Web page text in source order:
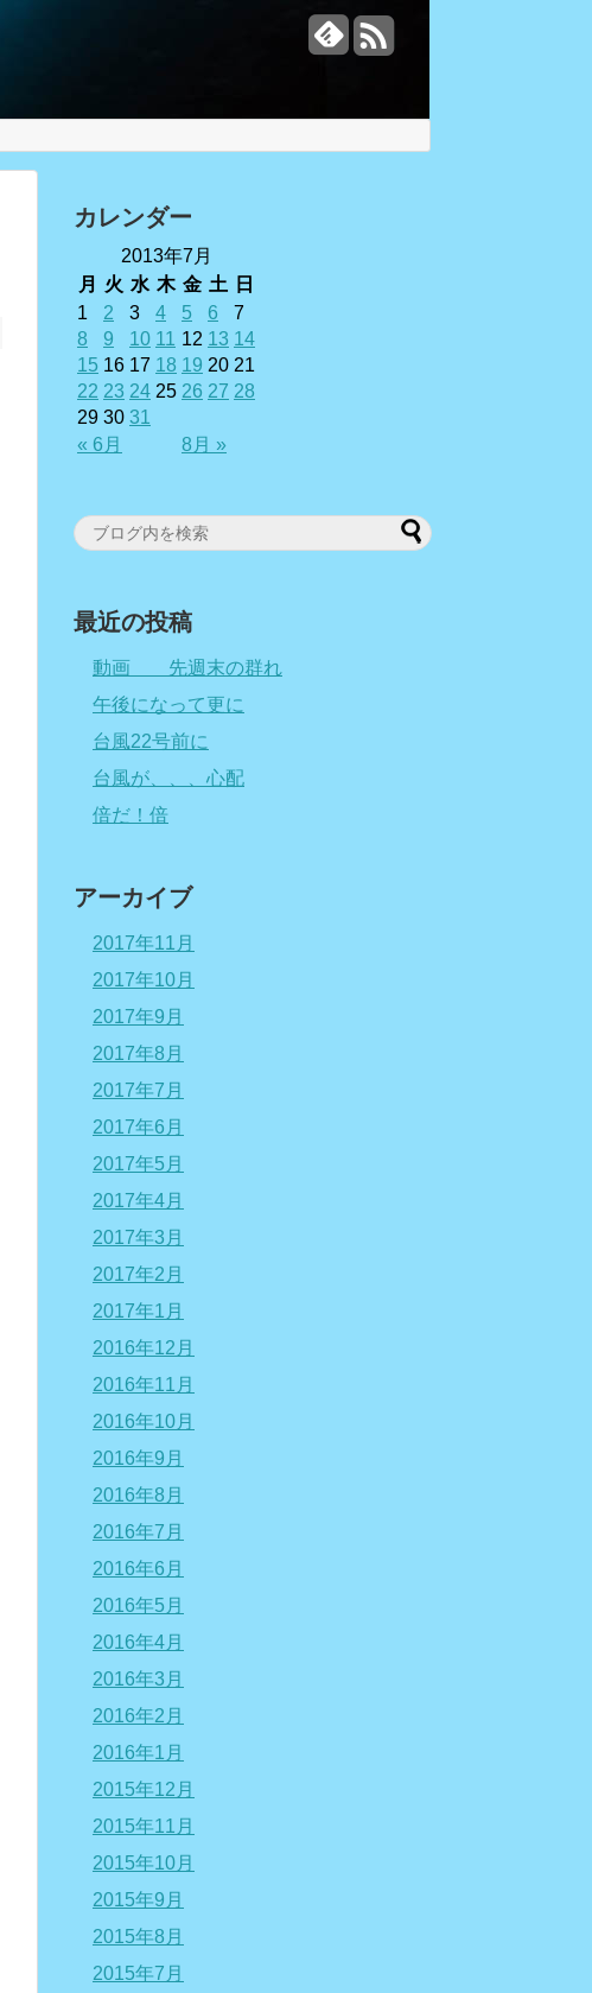
カレンダー
2013年7月
月
火 水 木 金 土 日
« 6月 8月 »
1 2 3 4 5 6
7
8
9 10 11 12 13 14
15 16 17 18 19 20 21
22 23 24 25 26 27 28
29 30 31
最近の投稿
動画 先週末の群れ
午後になって更に
台風22号前に
台風が、、、心配
倍だ！倍
アーカイブ
2017年11月
2017年10月
2017年9月
2017年8月
2017年7月
2017年6月
2017年5月
2017年4月
2017年3月
2017年2月
2017年1月
2016年12月
2016年11月
2016年10月
2016年9月
2016年8月
2016年7月
2016年6月
2016年5月
2016年4月
2016年3月
2016年2月
2016年1月
2015年12月
2015年11月
2015年10月
2015年9月
2015年8月
2015年7月